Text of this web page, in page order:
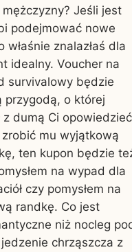
Jeśli jest
podejmować nowe
właśnie znalazłaś dla
idealny. Voucher na
survivalowy będzie
przygodą, o której
z dumą Ci
mu wyjątkową
ten kupon będzie
na wypad dla
czy pomysłem na
randkę. Co jest
niż nocleg
chrząszcza z